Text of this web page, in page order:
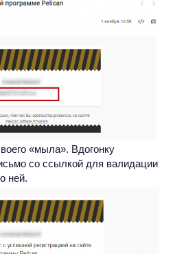
«мыла». Вдогонку
со ссылкой для валидации
ней.